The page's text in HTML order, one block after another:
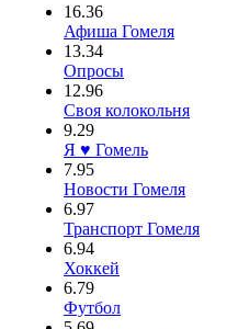
16.36
Афиша Гомеля
13.34
Опросы
12.96
Своя колокольня
9.29
Я ♥ Гомель
7.95
Новости Гомеля
6.97
Транспорт Гомеля
6.94
Хоккей
6.79
Футбол